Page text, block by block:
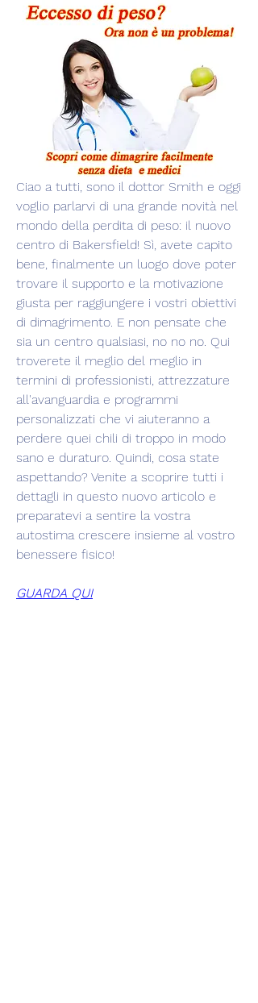
Ciao a tutti, sono il dottor Smith e oggi
voglio parlarvi di una grande novità nel
mondo della perdita di peso: il nuovo
centro di Bakersfield! Sì, avete capito
bene, finalmente un luogo dove poter
trovare il supporto e la motivazione
giusta per raggiungere i vostri obiettivi
di dimagrimento. E non pensate che
sia un centro qualsiasi, no no no. Qui
troverete il meglio del meglio in
termini di professionisti, attrezzature
all'avanguardia e programmi
personalizzati che vi aiuteranno a
perdere quei chili di troppo in modo
sano e duraturo. Quindi, cosa state
aspettando? Venite a scoprire tutti i
dettagli in questo nuovo articolo e
preparatevi a sentire la vostra
autostima crescere insieme al vostro
benessere fisico!
GUARDA QUI